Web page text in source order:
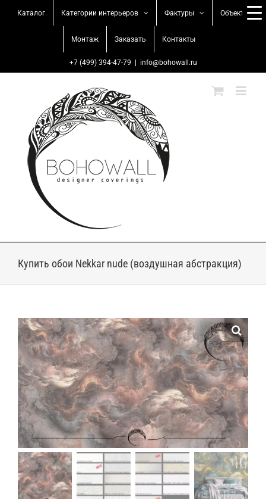
Каталог Категории интерьеров Фактуры Объекты
Монтаж Заказать Контакты
+7 (499) 394-47-79 info@bohowall.ru
Купить обои Nekkar nude (воздушная абстракция)